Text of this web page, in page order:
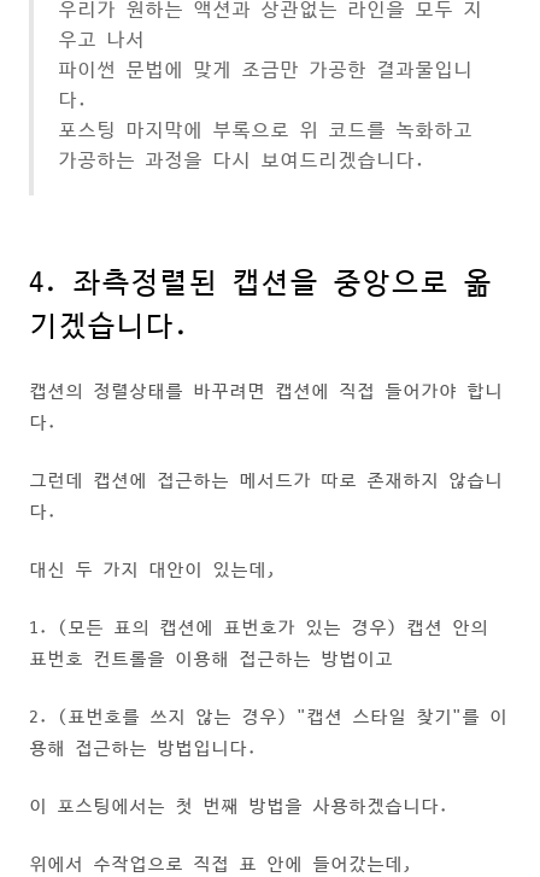
우리가 원하는 액션과 상관없는 라인을 모두 지
우고 나서
파이썬 문법에 맞게 조금만 가공한 결과물입니
다.
포스팅 마지막에 부록으로 위 코드를 녹화하고
가공하는 과정을 다시 보여드리겠습니다.
4. 좌측정렬된 캡션을 중앙으로 옮
기겠습니다.
캡션의 정렬상태를 바꾸려면 캡션에 직접 들어가야 합니
다.
그런데 캡션에 접근하는 메서드가 따로 존재하지 않습니
다.
대신 두 가지 대안이 있는데,
1. (모든 표의 캡션에 표번호가 있는 경우) 캡션 안의
표번호 컨트롤을 이용해 접근하는 방법이고
2. (표번호를 쓰지 않는 경우) "캡션 스타일 찾기"를 이
용해 접근하는 방법입니다.
이 포스팅에서는 첫 번째 방법을 사용하겠습니다.
위에서 수작업으로 직접 표 안에 들어갔는데,